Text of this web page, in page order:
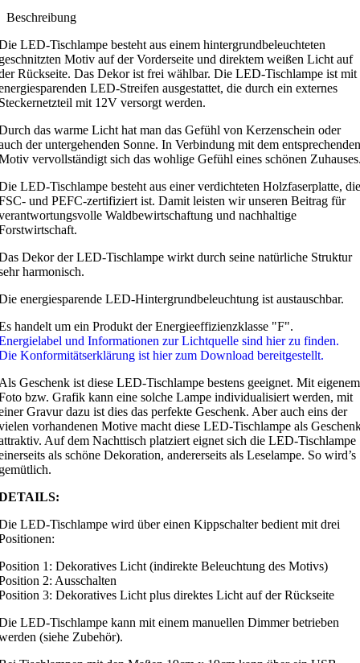
Beschreibung
LED-Tischlampe besteht aus einem hintergrundbeleuchteten
Motiv auf der Vorderseite und direktem weißen Licht auf
Rückseite. Das Dekor ist frei wählbar. Die LED-Tischlampe ist mit
LED-Streifen ausgestattet, die durch ein externes
mit 12V versorgt werden.
das warme Licht hat man das Gefühl von Kerzenschein oder
der untergehenden Sonne. In Verbindung mit dem entsprechenden
vervollständigt sich das wohlige Gefühl eines schönen
LED-Tischlampe besteht aus einer verdichteten Holzfaserplatte, die
und PEFC-zertifiziert ist. Damit leisten wir unseren Beitrag für
Waldbewirtschaftung und nachhaltige
Dekor der LED-Tischlampe wirkt durch seine natürliche Struktur
harmonisch.
energiesparende LED-Hintergrundbeleuchtung ist austauschbar.
handelt um ein Produkt der Energieeffizienzklasse "F".
und Informationen zur Lichtquelle sind hier zu finden.
Konformitätserklärung ist hier zum Download bereitgestellt.
Geschenk ist diese LED-Tischlampe bestens geeignet. Mit eigenem
bzw. Grafik kann eine solche Lampe individualisiert werden, mit
Gravur dazu ist dies das perfekte Geschenk. Aber auch eins der
vorhandenen Motive macht diese LED-Tischlampe als
Auf dem Nachttisch platziert eignet sich die LED-Tischlampe
als schöne Dekoration, andererseits als Leselampe. So wird’s
LED-Tischlampe wird über einen Kippschalter bedient mit drei
1: Dekoratives Licht (indirekte Beleuchtung des Motivs)
2: Ausschalten
3: Dekoratives Licht plus direktes Licht auf der Rückseite
LED-Tischlampe kann mit einem manuellen Dimmer betrieben
(siehe Zubehör).